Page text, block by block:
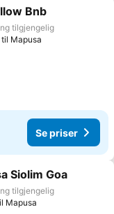
Bnb
tilgjengelig
Mapusa
Se priser
Siolim Goa
tilgjengelig
Mapusa